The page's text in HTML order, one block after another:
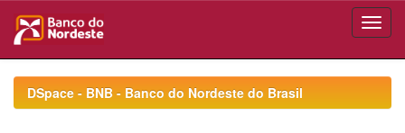
navigationDSpace - BNB - Banco do Nordeste do Brasil